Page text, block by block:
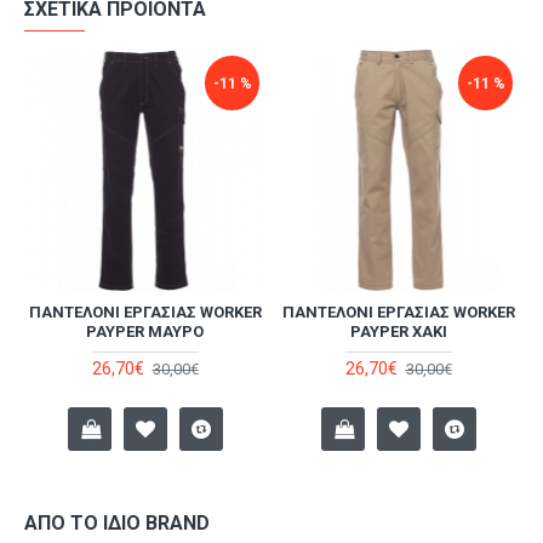
ΣΧΕΤΙΚΆ ΠΡΟΪΌΝΤΑ
-11 %
ΠΑΝΤΕΛΌΝΙ ΕΡΓΑΣΊΑΣ WORKER
PAYPER ΜΑΎΡΟ
26,70€ 30,00€
-11 %
ΠΑΝΤΕΛΌΝΙ ΕΡΓΑΣΊΑΣ WORKER
PAYPER ΧΑΚΊ
26,70€ 30,00€
ΑΠΌ ΤΟ ΊΔΙΟ BRAND